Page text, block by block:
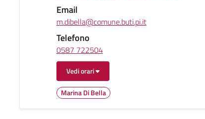
Email
m.dibella@comune.buti.pi.it
Telefono
0587 722504
Vedi orari
Marina Di Bella